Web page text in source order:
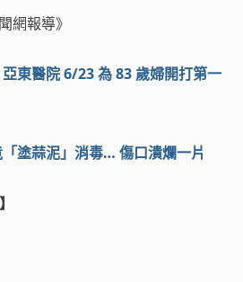
網報導》
東醫院 6/23 為 83 歲婦開打第一
塗蒜泥」消毒… 傷口潰爛一片